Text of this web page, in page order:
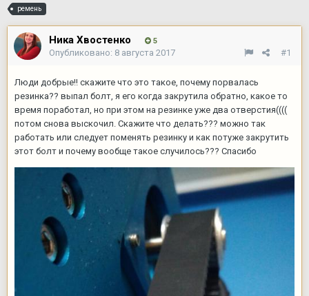
ремень
Ника Хвостенко 5
#1
Опубликовано: 8 августа 2017
Люди добрые!! скажите что это такое, почему порвалась
резинка?? выпал болт, я его когда закрутила обратно, какое то
время поработал, но при этом на резинке уже два отверстия((((
потом снова выскочил. Скажите что делать??? можно так
работать или следует поменять резинку и как потуже закрутить
этот болт и почему вообще такое случилось??? Спасибо